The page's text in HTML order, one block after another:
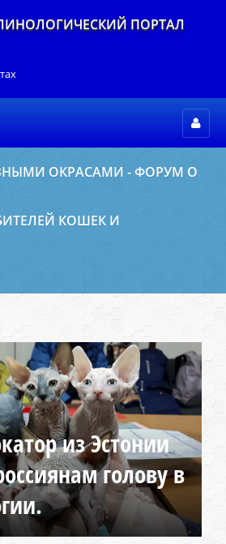
ПОРТАЛ
ОКРАСАМИ - ФОРУМ О
КОШЕК И
из Эстонии
голову в